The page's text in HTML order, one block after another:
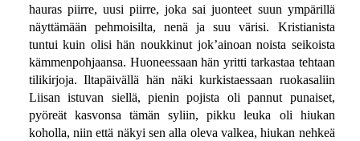
hauras piirre, uusi piirre, joka sai juonteet suun ympärillä
näyttämään pehmoisilta, nenä ja suu värisi. Kristianista
tuntui kuin olisi hän noukkinut jok’ainoan noista seikoista
kämmenpohjaansa. Huoneessaan hän yritti tarkastaa tehtaan
tilikirjoja. Iltapäivällä hän näki kurkistaessaan ruokasaliin
Liisan istuvan siellä, pienin pojista oli pannut punaiset,
pyöreät kasvonsa tämän syliin, pikku leuka oli hiukan
koholla, niin että näkyi sen alla oleva valkea, hiukan nehkeä